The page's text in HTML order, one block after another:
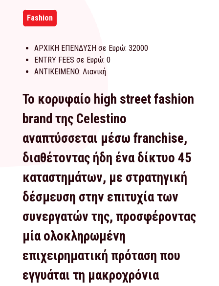
Fashion
ΑΡΧΙΚΗ ΕΠΕΝΔΥΣΗ σε Ευρώ: 32000
ENTRY FEES σε Ευρώ: 0
ΑΝΤΙΚΕΙΜΕΝΟ: Λιανική
Το κορυφαίο high street fashion
brand της Celestino
αναπτύσσεται μέσω franchise,
διαθέτοντας ήδη ένα δίκτυο 45
καταστημάτων, με στρατηγική
δέσμευση στην επιτυχία των
συνεργατών της, προσφέροντας
μία ολοκληρωμένη
επιχειρηματική πρόταση που
εγγυάται τη μακροχρόνια